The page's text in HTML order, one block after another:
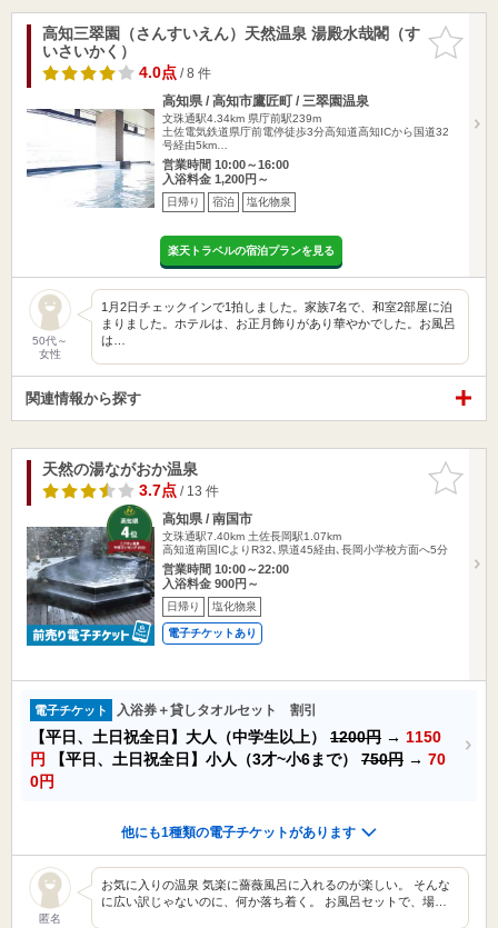
お気に入
りに追加
高知三翠園（さんすいえん）天然温泉 湯殿水哉閣（す
いさいかく）
4.0点/ 8 件
高知県 / 高知市鷹匠町 / 三翠園温泉
文珠通駅4.34km 県庁前駅239m
土佐電気鉄道県庁前電停徒歩3分高知道高知ICから国道32
号経由5km…
営業時間 10:00～16:00
入浴料金 1,200円～
日帰り 宿泊 塩化物泉
楽天トラベルの宿泊プランを見る
50代～
女性
1月2日チェックインで1拍しました。家族7名で、和室2部屋に泊
まりました。ホテルは、お正月飾りがあり華やかでした。お風呂
は…
関連情報から探す
お気に入
りに追加
天然の湯ながおか温泉
3.7点/ 13 件
高知県 / 南国市
文珠通駅7.40km 土佐長岡駅1.07km
高知道南国ICよりR32､県道45経由､長岡小学校方面へ5分
営業時間 10:00～22:00
入浴料金 900円～
日帰り 塩化物泉
電子チケットあり
電子チケット 入浴券＋貸しタオルセット 割引
【平日、土日祝全日】大人（中学生以上） 1200円 → 1150
円
【平日、土日祝全日】小人（3才~小6まで） 750円 → 70
0円
他にも1種類の電子チケットがあります
匿名
お気に入りの温泉 気楽に薔薇風呂に入れるのが楽しい。 そんな
に広い訳じゃないのに、何か落ち着く。 お風呂セットで、場…